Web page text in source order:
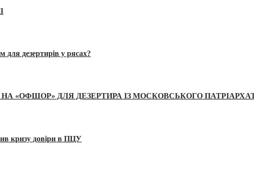
дезертирів у рясах?
«ОФШОР» ДЛЯ ДЕЗЕРТИРА ІЗ МОСКОВСЬКОГО
кризу довіри в ПЦУ